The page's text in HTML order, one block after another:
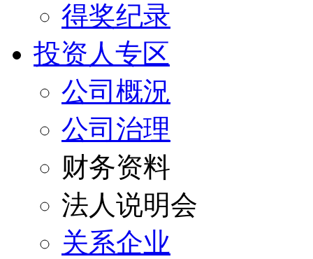
得奖纪录
投资人专区
公司概況
公司治理
财务资料
法人说明会
关系企业